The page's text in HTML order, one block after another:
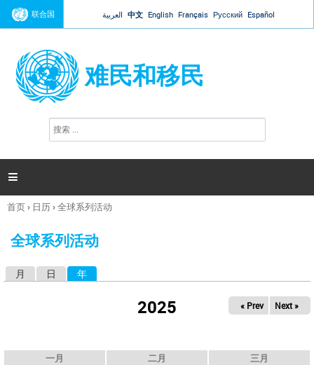
Jump to navigation
联合国 العربية 中文 English Français Русский Español
难民和移民
搜
索

你
这
首页› 日历›全球系列活动
全球系列活动
月 日 年
2025 « Prev Next »
一月 二月 三月